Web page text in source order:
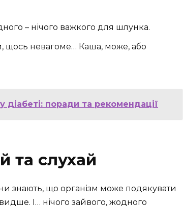
– нічого важкого для шлунка.
щось невагоме… Каша, може, або
поради та рекомендації
та слухай
знають, що організм може подякувати
І… нічого зайвого, жодного